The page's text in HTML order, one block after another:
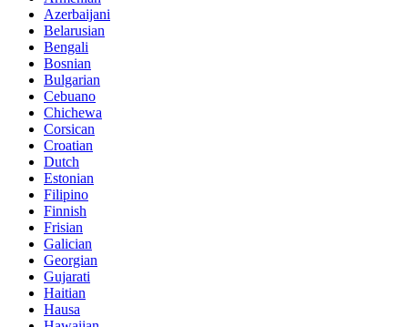
Azerbaijani
Belarusian
Bengali
Bosnian
Bulgarian
Cebuano
Chichewa
Corsican
Croatian
Dutch
Estonian
Filipino
Finnish
Frisian
Galician
Georgian
Gujarati
Haitian
Hausa